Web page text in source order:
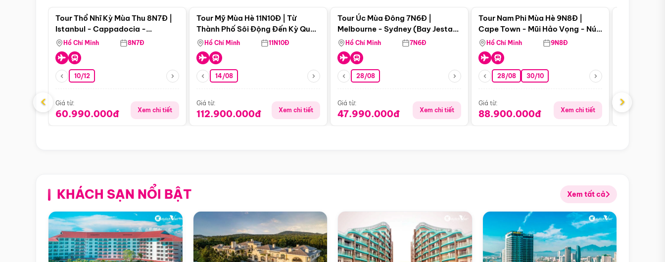
Tour Thổ Nhĩ Kỳ Mùa Thu 8N7Đ |
Istanbul - Cappadocia -
Pamukkale
Hồ Chí Minh 8N7Đ
10/12
Giá từ:
60.990.000đ Xem chi tiết
Tour Mỹ Mùa Hè 11N10Đ | Từ
Thành Phố Sôi Động Đến Kỳ Quan
Thiên Nhiên Mỹ
Hồ Chí Minh 11N10Đ
14/08
Giá từ:
112.900.000đ Xem chi tiết
Tour Úc Mùa Đông 7N6Đ |
Melbourne - Sydney (Bay Jestar
Airways)
Hồ Chí Minh 7N6Đ
28/08
Giá từ:
47.990.000đ Xem chi tiết
Tour Nam Phi Mùa Hè 9N8Đ |
Cape Town - Mũi Hảo Vọng - Núi
Bàn - Johannesburg - Pretoria -
Safari - Lodge
Hồ Chí Minh 9N8Đ
28/08 30/10
Giá từ:
88.900.000đ Xem chi tiết
Giá từ:
‹ ›
KHÁCH SẠN NỔI BẬT Xem tất cả